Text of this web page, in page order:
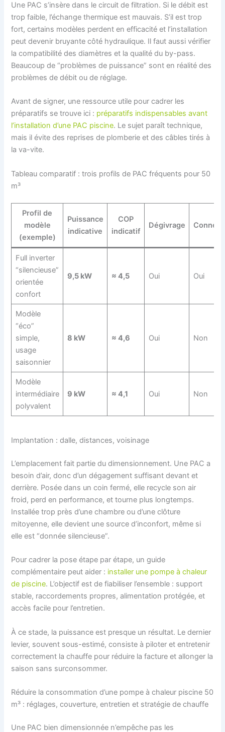
Une PAC s’insère dans le circuit de filtration. Si le débit est
trop faible, l’échange thermique est mauvais. S’il est trop
fort, certains modèles perdent en efficacité et l’installation
peut devenir bruyante côté hydraulique. Il faut aussi vérifier
la compatibilité des diamètres et la qualité du by-pass.
Beaucoup de “problèmes de puissance” sont en réalité des
problèmes de débit ou de réglage.
Avant de signer, une ressource utile pour cadrer les
préparatifs se trouve ici : préparatifs indispensables avant
l’installation d’une PAC piscine. Le sujet paraît technique,
mais il évite des reprises de plomberie et des câbles tirés à
la va-vite.
Tableau comparatif : trois profils de PAC fréquents pour 50
m³
Profil de
modèle
(exemple)
Puissance
indicative
COP
indicatif
Dégivrage
Full inverter
“silencieuse”
orientée
confort
9,5 kW ≈ 4,5 Oui Oui
Modèle
“éco”
simple,
usage
saisonnier
8 kW ≈ 4,6 Oui Non
Modèle
intermédiaire
polyvalent
9 kW ≈ 4,1 Oui Non
Implantation : dalle, distances, voisinage
L’emplacement fait partie du dimensionnement. Une PAC a
besoin d’air, donc d’un dégagement suffisant devant et
derrière. Posée dans un coin fermé, elle recycle son air
froid, perd en performance, et tourne plus longtemps.
Installée trop près d’une chambre ou d’une clôture
mitoyenne, elle devient une source d’inconfort, même si
elle est “donnée silencieuse”.
Pour cadrer la pose étape par étape, un guide
complémentaire peut aider : installer une pompe à chaleur
de piscine. L’objectif est de fiabiliser l’ensemble : support
stable, raccordements propres, alimentation protégée, et
accès facile pour l’entretien.
À ce stade, la puissance est presque un résultat. Le dernier
levier, souvent sous-estimé, consiste à piloter et entretenir
correctement la chauffe pour réduire la facture et allonger la
saison sans surconsommer.
Réduire la consommation d’une pompe à chaleur piscine 50
m³ : réglages, couverture, entretien et stratégie de chauffe
Une PAC bien dimensionnée n’empêche pas les